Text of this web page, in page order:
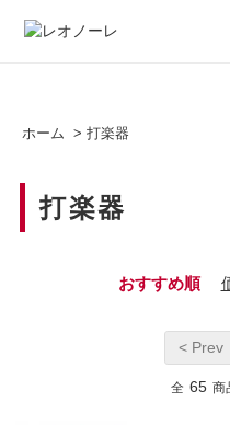
ホーム > 打楽器
打楽器
おすすめ順
< Prev
全 65 商